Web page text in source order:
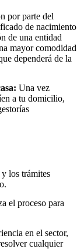
por parte del
de nacimiento
de una entidad
mayor comodidad
dependerá de la
Una vez
a tu domicilio,
los trámites
el proceso para
en el sector,
cualquier